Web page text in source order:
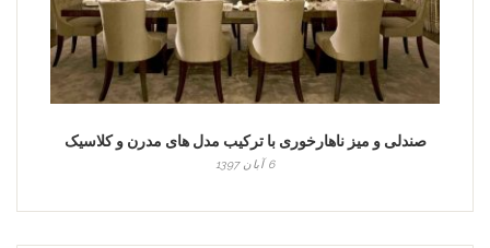
صندلی و میز ناهارخوری با ترکیب مدل های مدرن و کلاسیک
6 آبان 1397